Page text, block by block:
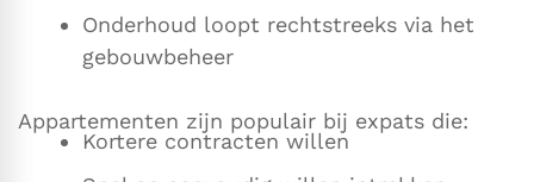
Onderhoud loopt rechtstreeks via het
gebouwbeheer
Appartementen zijn populair bij expats die:
Kortere contracten willen